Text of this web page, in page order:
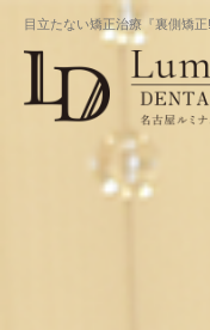
目立たない矯正治療『裏側矯